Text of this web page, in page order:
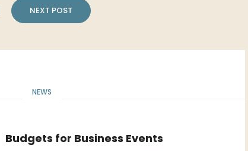
NEXT POST
NEWS
Budgets for Business Events